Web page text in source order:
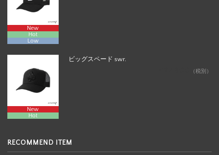
New
Hot
Low
New
Hot
ビッグスペード swr.
（税別）
RECOMMEND ITEM